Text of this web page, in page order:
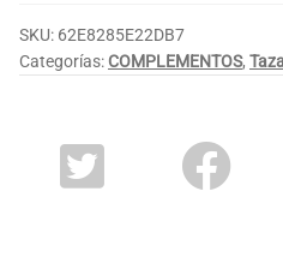
SKU: 62E8285E22DB7
Categorías:COMPLEMENTOS,